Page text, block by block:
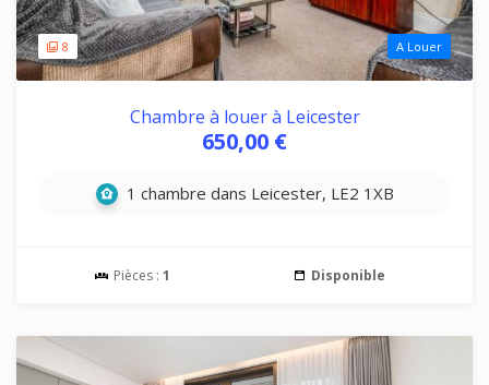
8 A Louer
Chambre à louer à Leicester
650,00 €
1 chambre dans Leicester, LE2 1XB
Pièces : 1 Disponible